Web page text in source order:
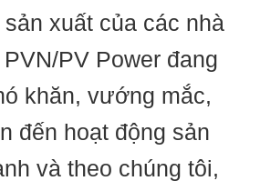
xuất của các nhà
PV Power đang
khăn, vướng mắc,
đến hoạt động sản
và theo chúng tôi,